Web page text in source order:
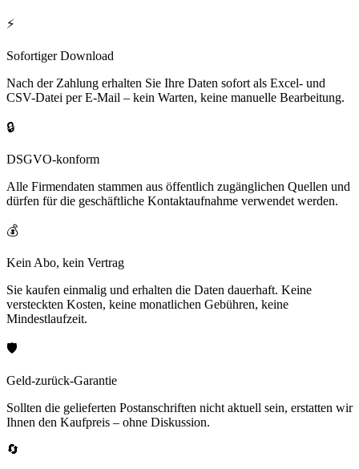
⚡
Sofortiger Download
Nach der Zahlung erhalten Sie Ihre Daten sofort als Excel- und
CSV-Datei per E-Mail – kein Warten, keine manuelle Bearbeitung.
🔒
DSGVO-konform
Alle Firmendaten stammen aus öffentlich zugänglichen Quellen und
dürfen für die geschäftliche Kontaktaufnahme verwendet werden.
💰
Kein Abo, kein Vertrag
Sie kaufen einmalig und erhalten die Daten dauerhaft. Keine
versteckten Kosten, keine monatlichen Gebühren, keine
Mindestlaufzeit.
🛡️
Geld-zurück-Garantie
Sollten die gelieferten Postanschriften nicht aktuell sein, erstatten wir
Ihnen den Kaufpreis – ohne Diskussion.
🔄